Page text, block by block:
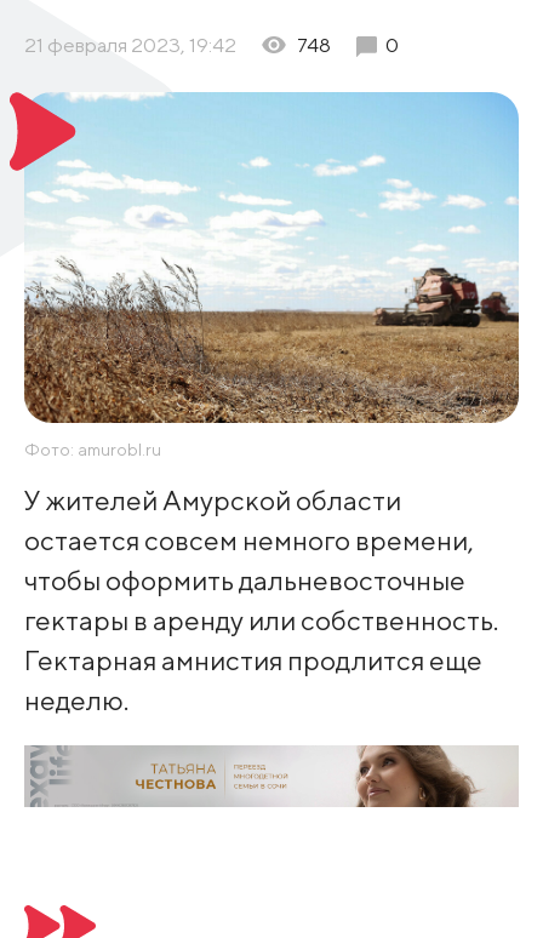
21 февраля 2023, 19:42 748 0
Фото: amurobl.ru
У жителей Амурской области
остается совсем немного времени,
чтобы оформить дальневосточные
гектары в аренду или собственность.
Гектарная амнистия продлится еще
неделю.